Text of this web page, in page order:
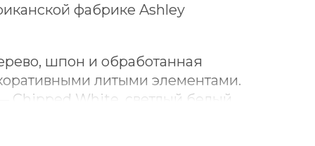
фабрике Ashley
шпон и обработанная
литыми элементами.
Chipped White, светлый белый
состаренным эффектом.
коттеджный,